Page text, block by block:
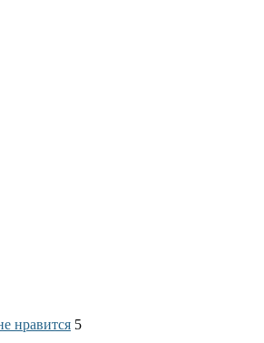
нравится 5